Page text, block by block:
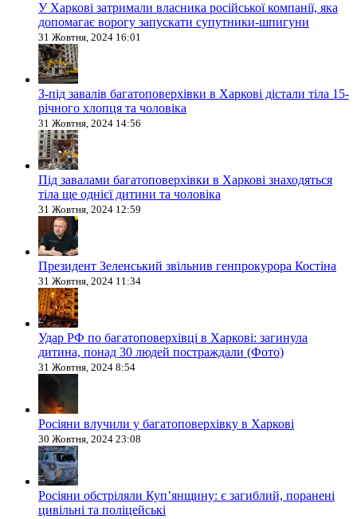
У Харкові затримали власника російської компанії, яка
допомагає ворогу запускати супутники-шпигуни
31 Жовтня, 2024 16:01
З-під завалів багатоповерхівки в Харкові дістали тіла 15-
річного хлопця та чоловіка
31 Жовтня, 2024 14:56
Під завалами багатоповерхівки в Харкові знаходяться
тіла ще однієї дитини та чоловіка
31 Жовтня, 2024 12:59
Президент Зеленський звільнив генпрокурора Костіна
31 Жовтня, 2024 11:34
Удар РФ по багатоповерхівці в Харкові: загинула
дитина, понад 30 людей постраждали (Фото)
31 Жовтня, 2024 8:54
Росіяни влучили у багатоповерхівку в Харкові
30 Жовтня, 2024 23:08
Росіяни обстріляли Купʼянщину: є загиблий, поранені
цивільні та поліцейські